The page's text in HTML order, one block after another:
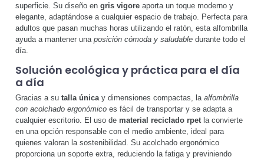
superficie. Su diseño en gris vigore aporta un toque moderno y
elegante, adaptándose a cualquier espacio de trabajo. Perfecta para
adultos que pasan muchas horas utilizando el ratón, esta alfombrilla
ayuda a mantener una posición cómoda y saludable durante todo el
día.
Solución ecológica y práctica para el día
a día
Gracias a su talla únicay dimensiones compactas, la alfombrilla
con acolchado ergonómico es fácil de transportar y se adapta a
cualquier escritorio. El uso de material reciclado rpetla convierte
en una opción responsable con el medio ambiente, ideal para
quienes valoran la sostenibilidad. Su acolchado ergonómico
proporciona un soporte extra, reduciendo la fatiga y previniendo